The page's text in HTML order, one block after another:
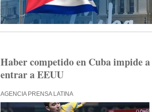
Haber competido en Cuba impide
entrar a EEUU
AGENCIA PRENSA LATINA